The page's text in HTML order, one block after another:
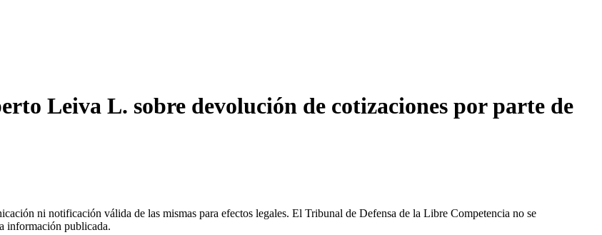
Leiva L. sobre devolución de cotizaciones por parte de
ni notificación válida de las mismas para efectos legales. El Tribunal de Defensa de la Libre Competencia no se
información publicada.